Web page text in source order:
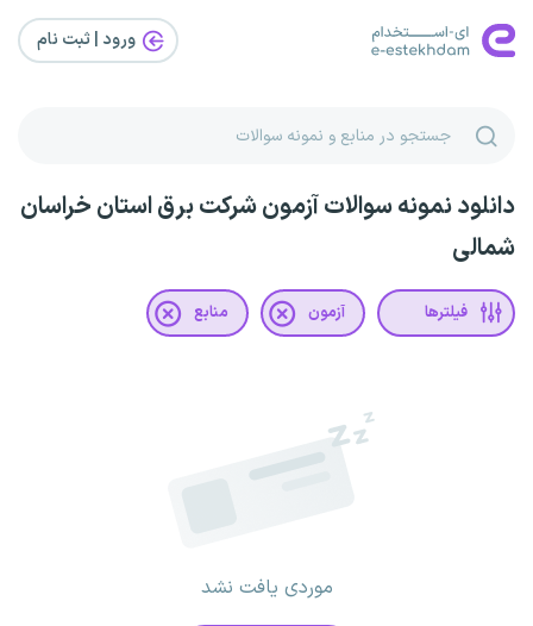
ورود | ثبت‌ نام
دانلود نمونه سوالات آزمون شرکت برق استان خراسان
شمالی
فیلترها آزمون منابع
موردی یافت نشد